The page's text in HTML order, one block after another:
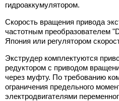
гидроаккумулятором.
Скорость вращения привода
частотным преобразователем
Япония или регулятором
Экструдер комплектуются
редуктором с приводом
через муфту. По требованию
ограничения предельного
электродвигателями